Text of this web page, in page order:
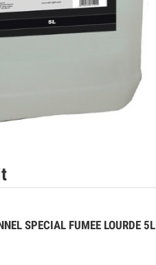
SPECIAL FUMEE LOURDE 5L